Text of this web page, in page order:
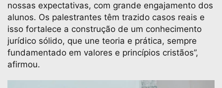
nossas expectativas, com grande engajamento dos
alunos. Os palestrantes têm trazido casos reais e
isso fortalece a construção de um conhecimento
jurídico sólido, que une teoria e prática, sempre
fundamentado em valores e princípios cristãos”,
afirmou.